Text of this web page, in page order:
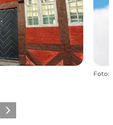
Foto:
Næste